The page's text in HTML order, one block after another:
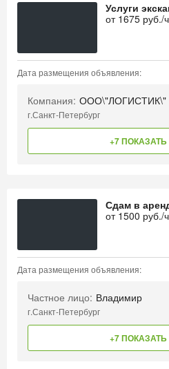
Услуги
от 1675 руб./
Дата размещения объявления:
Компания: ООО\"ЛОГИСТИК\"
г.Санкт-Петербург
+7
Сдам в
от 1500 руб./
Дата размещения объявления:
Частное лицо: Владимир
г.Санкт-Петербург
+7